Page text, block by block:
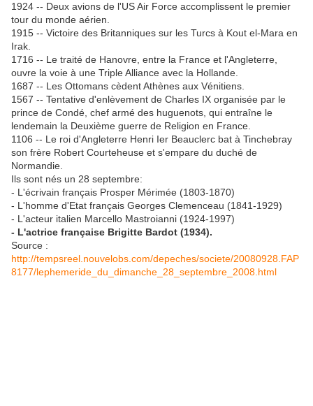
1924 -- Deux avions de l'US Air Force accomplissent le premier
tour du monde aérien.
1915 -- Victoire des Britanniques sur les Turcs à Kout el-Mara en
Irak.
1716 -- Le traité de Hanovre, entre la France et l'Angleterre,
ouvre la voie à une Triple Alliance avec la Hollande.
1687 -- Les Ottomans cèdent Athènes aux Vénitiens.
1567 -- Tentative d'enlèvement de Charles IX organisée par le
prince de Condé, chef armé des huguenots, qui entraîne le
lendemain la Deuxième guerre de Religion en France.
1106 -- Le roi d'Angleterre Henri Ier Beauclerc bat à Tinchebray
son frère Robert Courteheuse et s'empare du duché de
Normandie.
Ils sont nés un 28 septembre:
- L'écrivain français Prosper Mérimée (1803-1870)
- L'homme d'Etat français Georges Clemenceau (1841-1929)
- L'acteur italien Marcello Mastroianni (1924-1997)
- L'actrice française Brigitte Bardot (1934).
Source :
http://tempsreel.nouvelobs.com/depeches/societe/20080928.FAP
8177/lephemeride_du_dimanche_28_septembre_2008.html